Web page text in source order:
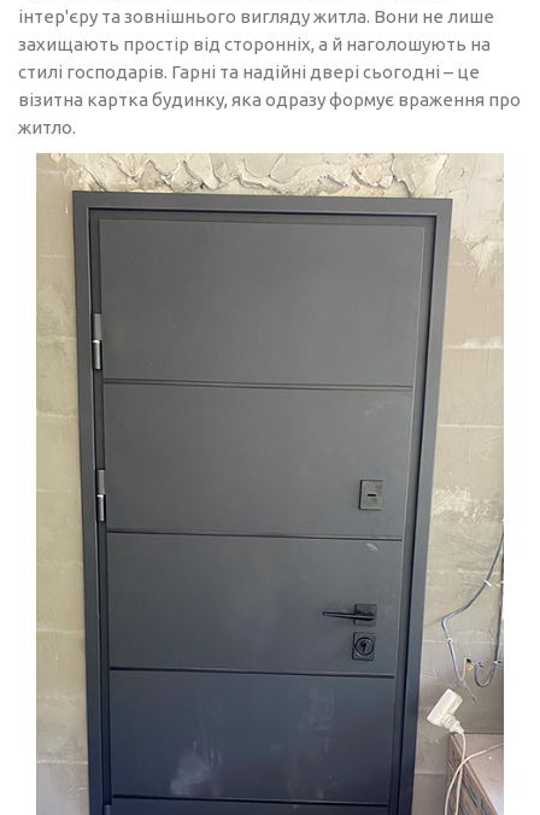
інтер'єру та зовнішнього вигляду житла. Вони не лише
захищають простір від сторонніх, а й наголошують на
стилі господарів. Гарні та надійні двері сьогодні – це
візитна картка будинку, яка одразу формує враження про
житло.